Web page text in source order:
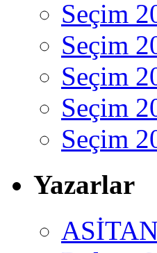
Seçim
Seçim
Seçim
Seçim
Seçim
Yazarlar